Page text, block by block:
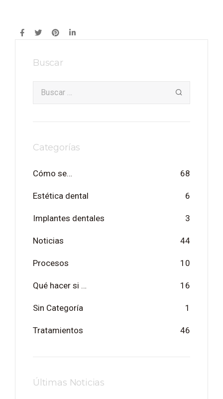
Buscar
Categorías
Cómo se… 68
Estética dental 6
Implantes dentales 3
Noticias 44
Procesos 10
Qué hacer si … 16
Sin Categoría 1
Tratamientos 46
Últimas Noticias